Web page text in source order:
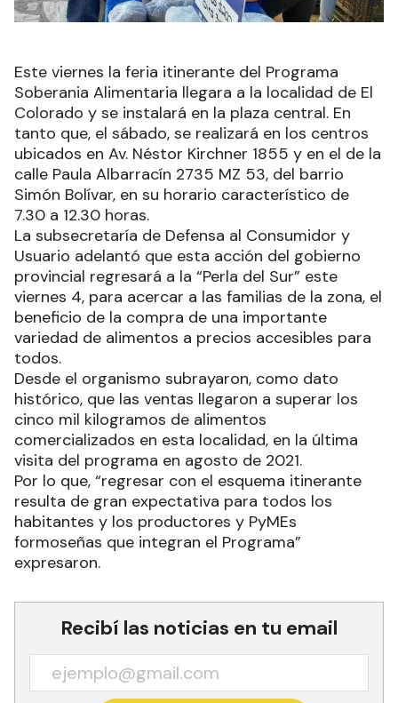
Este viernes la feria itinerante del Programa
Soberania Alimentaria llegara a la localidad de El
Colorado y se instalará en la plaza central. En
tanto que, el sábado, se realizará en los centros
ubicados en Av. Néstor Kirchner 1855 y en el de la
calle Paula Albarracín 2735 MZ 53, del barrio
Simón Bolívar, en su horario característico de
7.30 a 12.30 horas.
La subsecretaría de Defensa al Consumidor y
Usuario adelantó que esta acción del gobierno
provincial regresará a la “Perla del Sur” este
viernes 4, para acercar a las familias de la zona, el
beneficio de la compra de una importante
variedad de alimentos a precios accesibles para
todos.
Desde el organismo subrayaron, como dato
histórico, que las ventas llegaron a superar los
cinco mil kilogramos de alimentos
comercializados en esta localidad, en la última
visita del programa en agosto de 2021.
Por lo que, “regresar con el esquema itinerante
resulta de gran expectativa para todos los
habitantes y los productores y PyMEs
formoseñas que integran el Programa”
expresaron.
Recibí las noticias en tu email